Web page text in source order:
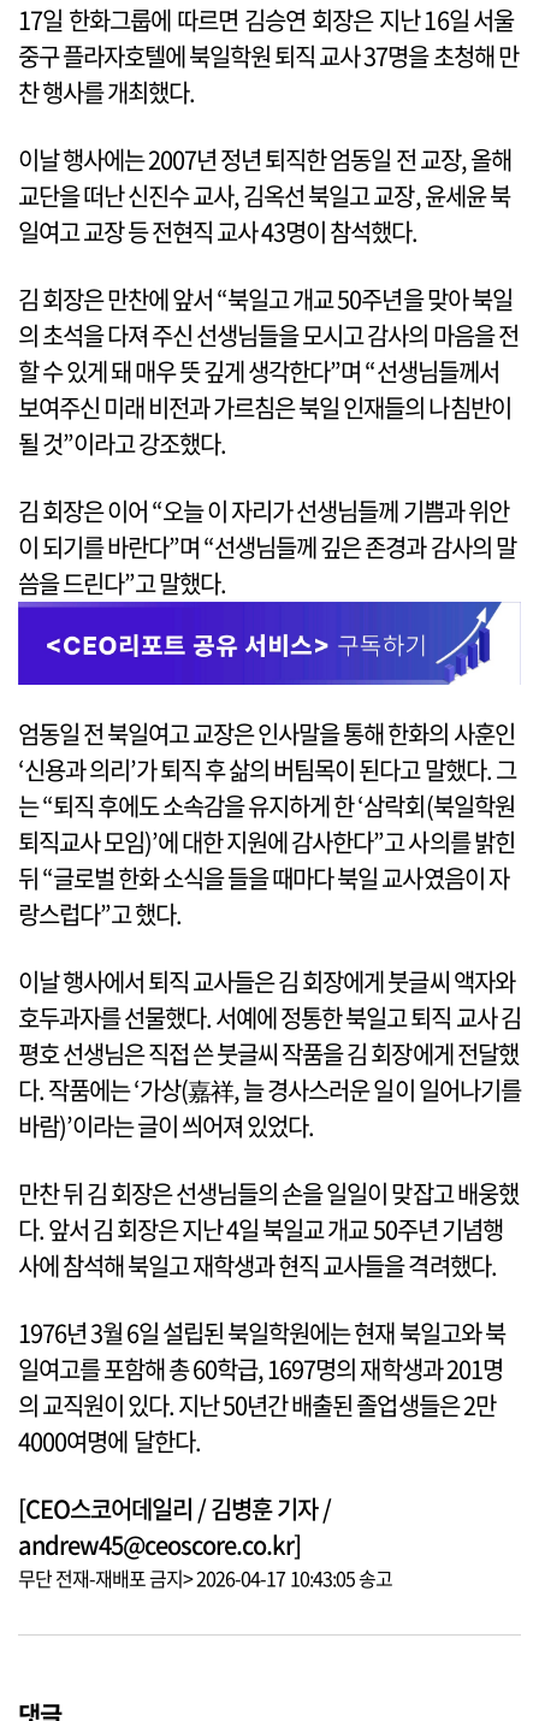
17일 한화그룹에 따르면 김승연 회장은 지난 16일 서울
중구 플라자호텔에 북일학원 퇴직 교사 37명을 초청해 만
찬 행사를 개최했다.
이날 행사에는 2007년 정년 퇴직한 엄동일 전 교장, 올해
교단을 떠난 신진수 교사, 김옥선 북일고 교장, 윤세윤 북
일여고 교장 등 전현직 교사 43명이 참석했다.
김 회장은 만찬에 앞서 “북일고 개교 50주년을 맞아 북일
의 초석을 다져 주신 선생님들을 모시고 감사의 마음을 전
할 수 있게 돼 매우 뜻 깊게 생각한다”며 “선생님들께서
보여주신 미래 비전과 가르침은 북일 인재들의 나침반이
될 것”이라고 강조했다.
김 회장은 이어 “오늘 이 자리가 선생님들께 기쁨과 위안
이 되기를 바란다”며 “선생님들께 깊은 존경과 감사의 말
씀을 드린다”고 말했다.
엄동일 전 북일여고 교장은 인사말을 통해 한화의 사훈인
‘신용과 의리’가 퇴직 후 삶의 버팀목이 된다고 말했다. 그
는 “퇴직 후에도 소속감을 유지하게 한 ‘삼락회(북일학원
퇴직교사 모임)’에 대한 지원에 감사한다”고 사의를 밝힌
뒤 “글로벌 한화 소식을 들을 때마다 북일 교사였음이 자
랑스럽다”고 했다.
이날 행사에서 퇴직 교사들은 김 회장에게 붓글씨 액자와
호두과자를 선물했다. 서예에 정통한 북일고 퇴직 교사 김
평호 선생님은 직접 쓴 붓글씨 작품을 김 회장에게 전달했
다. 작품에는 ‘가상(嘉祥, 늘 경사스러운 일이 일어나기를
바람)’이라는 글이 씌어져 있었다.
만찬 뒤 김 회장은 선생님들의 손을 일일이 맞잡고 배웅했
다. 앞서 김 회장은 지난 4일 북일교 개교 50주년 기념행
사에 참석해 북일고 재학생과 현직 교사들을 격려했다.
1976년 3월 6일 설립된 북일학원에는 현재 북일고와 북
일여고를 포함해 총 60학급, 1697명의 재학생과 201명
의 교직원이 있다. 지난 50년간 배출된 졸업생들은 2만
4000여명에 달한다.
[CEO스코어데일리 / 김병훈 기자 /
andrew45@ceoscore.co.kr]
무단 전재-재배포 금지> 2026-04-17 10:43:05 송고